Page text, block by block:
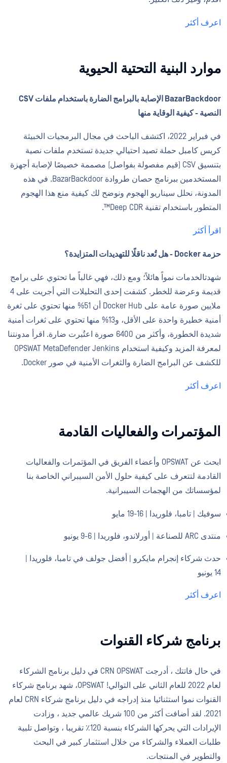
اعرف أكثر
موارد البنية التحتية الحيوية
BazarBackdoor الإصابة بالبرامج الضارة باستخدام ملفات CSV
النصية - كيفية الوقاية منها
في فبراير 2022، اكتشف الباحث في مجال البرمجيات الخبيثة
كريس كامبل حملة تصيد احتيالي جديدة تستخدم ملفات نصية
بتنسيق CSV (قيم مفصولة بفواصل) مصممة خصيصًا لإصابة أجهزة
المستخدمين ببرنامج حصان طروادة BazarBackdoor. في هذه
المدونة، نحلل سيناريو الهجوم ونوضح لك كيفية منع هذا الهجوم
المتطور باستخدام تقنية Deep CDR™.
اقرأ أكثر
حزمة Docker - هل تُعد ناقلًا للتهديدات المتزايدة؟
شهدتالخدمات نمواً هائلاً؛ ومع ذلك، فهي غالباً ما تحتوي على برامج
قديمة وعرضة للخطر. كشفت إحدى التحليلات التي أجريت على 4
ملايين صورة عامة على Docker Hub أن 51% منها تحتوي على ثغرة
أمنية خطيرة واحدة على الأقل، و13% منها تحتوي على ثغرات أمنية
شديدة الخطورة، وأكثر من 6400 صورة اعتُبرت ضارة. اقرأ مدونتنا
لمعرفة المزيد وكيفية استخدام OPSWAT MetaDefender Jenkins
للكشف عن البرامج الضارة والثغرات الأمنية في صور Docker.
اعرف أكثر
المؤتمرات والفعاليات القادمة
ابحث عن OPSWAT وأعضاء الفريق في المؤتمرات والفعاليات
القادمة لتتعرف على كيفية حلول الأمن السيبراني الخاصة بنا
لمؤسساتك من الهجمات السيبرانية.
سوفيك | تامبا، فلوريدا | 16-19 مايو
منتدى ARC للصناعة | أورلاندو، فلوريدا | 6-9 يونيو
حدث شركاء إنجرام مايكرو | أفضل جولف في تامبا، فلوريدا |
14 يونيو
اعرف أكثر
برنامج شركاء القنوات
في حال فاتتك ، أدرجت CRN OPSWAT في دليل برنامج الشركاء
لعام 2022 للعام الثاني على التوالي! OPSWAT، شهد برنامج شركاء
القنوات نموا استثنائيا منذ إدراجه في دليل برنامج شركاء CRN لعام
2021. لقد أضافت أكثر من 100 شريك عالمي جديد ، وزادت
الإيرادات التي يحركها الشركاء بنسبة 120٪ تقريبا ، وتواصل تلبية
طلبات العملاء والشركاء من خلال استثمار كبير في البحث
والتطوير في المنتجات.